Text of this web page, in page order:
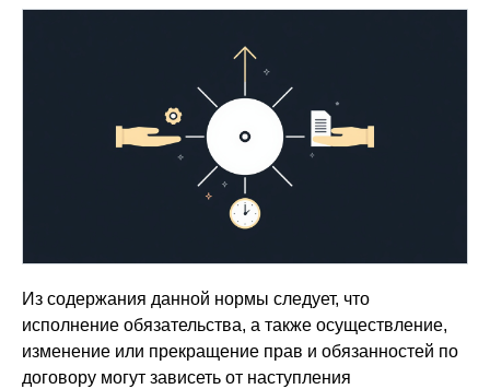
Из содержания данной нормы следует, что
исполнение обязательства, а также осуществление,
изменение или прекращение прав и обязанностей по
договору могут зависеть от наступления